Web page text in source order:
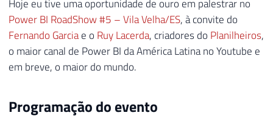
Hoje eu tive uma oportunidade de ouro em palestrar no
Power BI RoadShow #5 – Vila Velha/ES, à convite do
Fernando Garciae o Ruy Lacerda, criadores do Planilheiros,
o maior canal de Power BI da América Latina no Youtube e
em breve, o maior do mundo.
Programação do evento